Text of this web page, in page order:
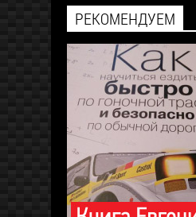
РЕКОМЕНДУЕМ